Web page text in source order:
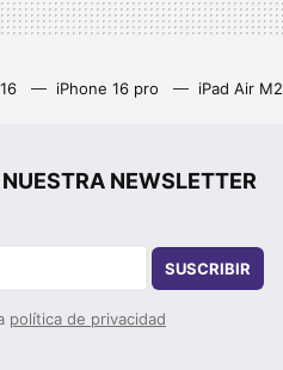
iPhone 16 pro iPad Air
NEWSLETTER
SUSCRIBIR
política de privacidad